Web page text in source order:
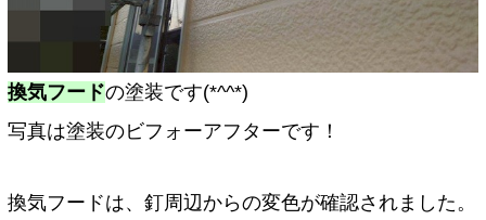
換気フードの塗装です(*^^*)
写真は塗装のビフォーアフターです！
換気フードは、釘周辺からの変色が確認されました。